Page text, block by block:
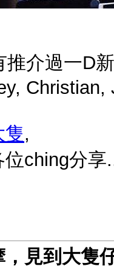
推介過一D
Christian,
隻,
位ching分
見到大隻